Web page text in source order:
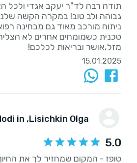
תודה רבה לד"ר יעקב אגדי ולכל
גבוהה ולב טוב! במקרה הקשה
ניתוח מורכב מאוד גם מבחינה
מזל,אושר ובריאות לכלכם!
15.01.2025
Lisichkin Olga
, Modi in
5.0